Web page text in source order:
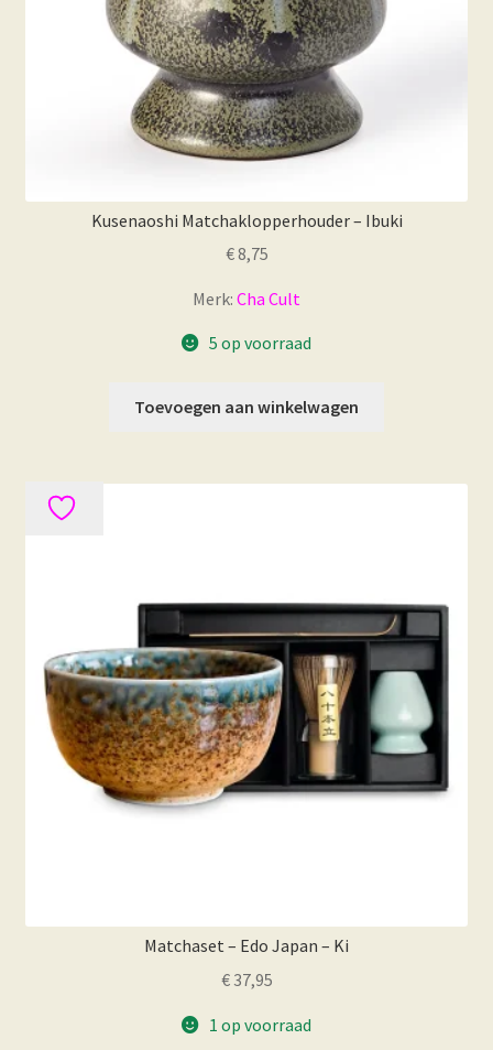
Kusenaoshi Matchaklopperhouder – Ibuki
€8,75
Merk: Cha Cult
5 op voorraad
Toevoegen aan winkelwagen
Matchaset – Edo Japan – Ki
€37,95
1 op voorraad